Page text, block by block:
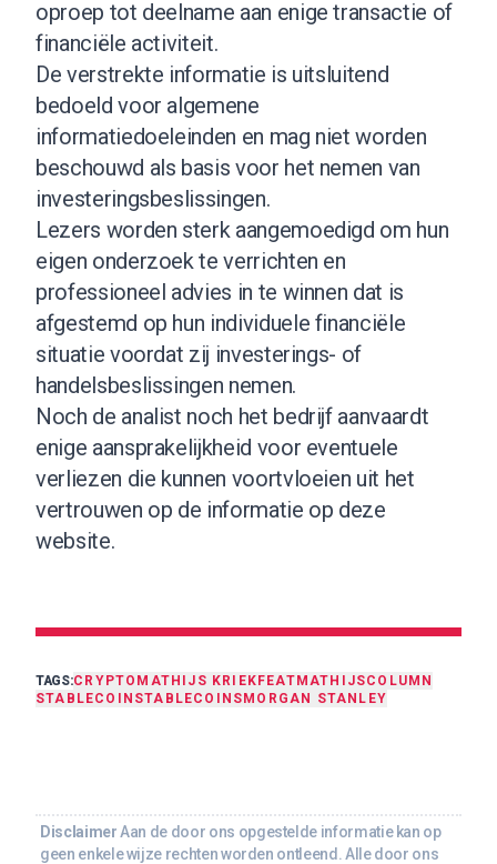
oproep tot deelname aan enige transactie of
financiële activiteit.
De verstrekte informatie is uitsluitend
bedoeld voor algemene
informatiedoeleinden en mag niet worden
beschouwd als basis voor het nemen van
investeringsbeslissingen.
Lezers worden sterk aangemoedigd om hun
eigen onderzoek te verrichten en
professioneel advies in te winnen dat is
afgestemd op hun individuele financiële
situatie voordat zij investerings- of
handelsbeslissingen nemen.
Noch de analist noch het bedrijf aanvaardt
enige aansprakelijkheid voor eventuele
verliezen die kunnen voortvloeien uit het
vertrouwen op de informatie op deze
website.
TAGS:CRYPTO MATHIJS KRIEK FEAT MATHIJSCOLUMN
STABLECOIN STABLECOINS MORGAN STANLEY
Disclaimer Aan de door ons opgestelde informatie kan op
geen enkele wijze rechten worden ontleend. Alle door ons